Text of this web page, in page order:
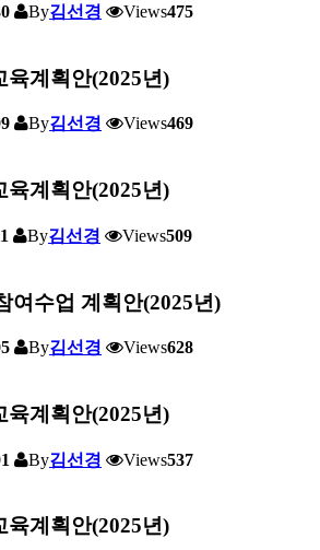
By김선경 Views475
육계획안(2025년)
By김선경 Views469
육계획안(2025년)
By김선경 Views509
여수업 계획안(2025년)
By김선경 Views628
육계획안(2025년)
By김선경 Views537
육계획안(2025년)